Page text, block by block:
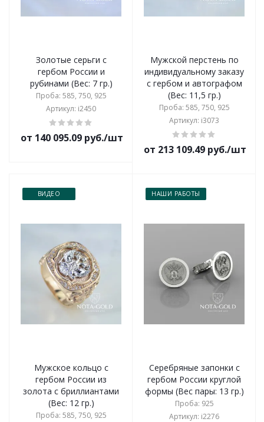
Золотые серьги с
гербом России и
рубинами (Вес: 7 гр.)
Проба: 585, 750, 925
Артикул: i2450
от 140 095.09 руб./шт
Мужской перстень по
индивидуальному заказу
с гербом и автографом
(Вес: 11,5 гр.)
Проба: 585, 750, 925
Артикул: i3073
от 213 109.49 руб./шт
ВИДЕО
Мужское кольцо с
гербом России из
золота с бриллиантами
(Вес: 12 гр.)
Проба: 585, 750, 925
НАШИ РАБОТЫ
Серебряные запонки с
гербом России круглой
формы (Вес пары: 13 гр.)
Проба: 925
Артикул: i2276